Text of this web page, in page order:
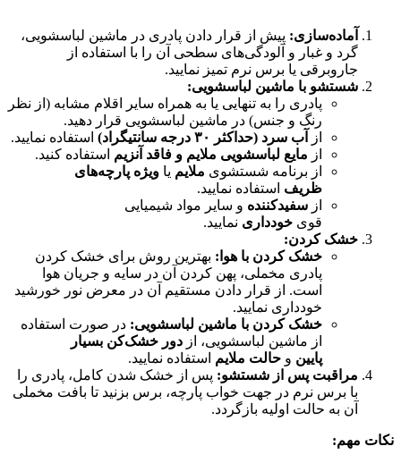
آماده‌سازی: پیش از قرار دادن پادری در ماشین لباسشویی،
گرد و غبار و آلودگی‌های سطحی آن را با استفاده از
جاروبرقی یا برس نرم تمیز نمایید.
شستشو با ماشین لباسشویی:
پادری را به تنهایی یا به همراه سایر اقلام مشابه (از نظر
رنگ و جنس) در ماشین لباسشویی قرار دهید.
از
آب سرد (حداکثر ۳۰ درجه سانتیگراد)
استفاده نمایید.
از مایع لباسشویی ملایم و فاقد آنزیم استفاده کنید.
از برنامه شستشوی ملایم یا ویژه پارچه‌های
ظریف استفاده نمایید.
از سفیدکننده و سایر مواد شیمیایی
قوی خودداری نمایید.
خشک کردن:
خشک کردن با هوا: بهترین روش برای خشک کردن
پادری مخملی، پهن کردن آن در سایه و جریان هوا
است. از قرار دادن مستقیم آن در معرض نور خورشید
خودداری نمایید.
خشک کردن با ماشین لباسشویی: در صورت استفاده
از ماشین لباسشویی، از دور خشک‌کن بسیار
پایین و حالت ملایم استفاده نمایید.
مراقبت پس از شستشو: پس از خشک شدن کامل، پادری را
با برس نرم در جهت خواب پارچه، برس بزنید تا بافت مخملی
آن به حالت اولیه بازگردد.
نکات مهم: